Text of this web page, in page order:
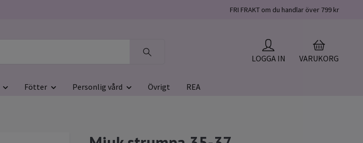
FRI FRAKT om du handlar över 799 kr
LOGGA IN VARUKORG
Fötter Personlig vård Övrigt REA